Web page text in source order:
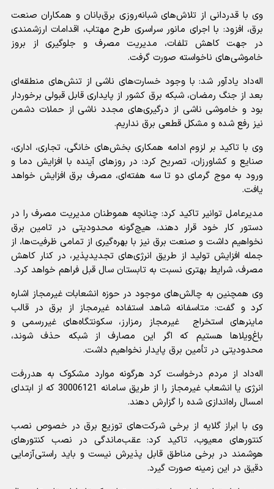
وی با قدردانی از تلاش‌های شبانه‌روزی برق‌بانان و همکاران صنعت
برق، افزود: با اجرای مانور سراسری طرح مهتاب، اقدامات ارزشمندی
در جهت کاهش تلفات، مدیریت مصرف و جلوگیری از بروز
خاموشی‌های ناخواسته صورت گرفت.
اله‌داد یادآور شد: با وجود خسارت‌های ناشی از تنش‌های منطقه‌ای
بعد از جنگ رمضان، شبکه برق کشور از پایداری قابل قبولی برخوردار
بود و خاموشی ناشی از درگیری‌های مجدد ناشی از حملات دشمن
نیز رفع شده و مشکل قطعی برق نداریم.
وی با تاکید بر لزوم ادامه همکاری بخش‌های خانگی، تجاری، اداری،
صنایع و کشاورزان، تصریح کرد: در روزهای آینده با افزایش دما و
ورود به موج گرمای دو تا سه هفته‌ای، مصرف برق افزایش خواهد
یافت.
مدیرعامل توانیر تاکید کرد: چنانچه هموطنان مدیریت مصرف را در
دستور کار خود قرار دهند، هیچ‌گونه محدودیتی در تامین برق
نخواهیم داشت و صنعت برق نیز با بهره‌گیری از تمامی ظرفیت‌ها، از
جمله افزایش تولید از طریق انرژی‌های تجدیدپذیر، در کنار کاهش
مصرف، شرایط بهتری نسبت به تابستان سال قبل فراهم خواهد کرد.
وی همچنین به چالش‌های موجود در حوزه انشعابات غیرمجاز اشاره
کرد و گفت: متاسفانه شاهد استفاده غیرمجاز از برق در قالب
ماینرهای استخراج غیرمجاز رمزارز، سکونتگاه‌های غیررسمی و
باغ‌ویلاها هستیم که اگر این مصارف از شبکه حذف شوند،
محدودیتی در تأمین برق پایدار نخواهیم داشت.
اله‌داد از مردم درخواست کرد هرگونه موارد مشکوک به هدررفت
انرژی یا انشعاب غیرمجاز را از طریق سامانه 30006121 که از ابتدای
امسال راه‌اندازی شده را گزارش دهند.
وی با ابراز گلایه از برخی شرکت‌های توزیع برق در خصوص نصب
کنتورهای معیوب، تاکید کرد: عقب‌ماندگی در نصب کنتورهای
هوشمند در برخی مناطق قابل پذیرش نیست و باید راستی‌آزمایی
دقیق در این زمینه صورت گیرد.